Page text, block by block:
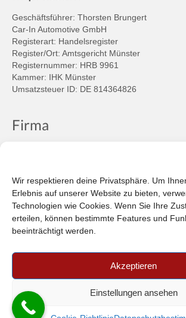
Wir respektieren deine Privatsphäre. Um
Erlebnis auf unserer Website zu bieten,
Technologien wie Cookies. Wenn Sie Ihre
erteilen, können bestimmte Features und
beeinträchtigt werden.
Akzeptieren
Einstellungen ansehen
Geschäftsführer: Thorsten Brungert
Car-In Automotive GmbH
Registerart: Handelsregister
Register/Ort: Amtsgericht Münster
Registernummer: HRB 9961
Kammer: IHK Münster
Umsatzsteuer ID: DE 814364826
Firma
Über uns
Informationen
Plattform der EU-Kommission zur Online-
Unsere AGB (PDF)
© 2026 Car-in Automotive GmbH